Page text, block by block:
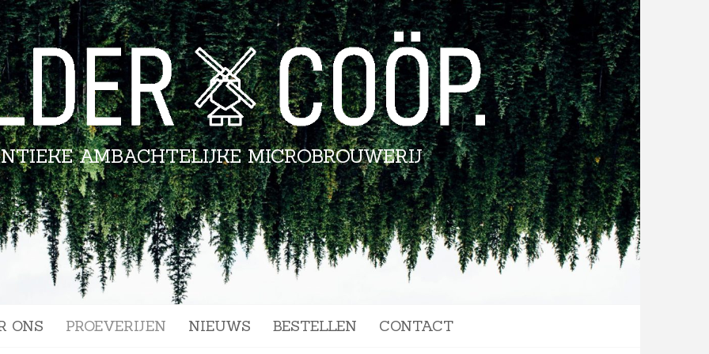
AMBACHTELIJKE MICROBROUWERIJ
ONS PROEVERIJEN NIEUWS BESTELLEN CONTACT